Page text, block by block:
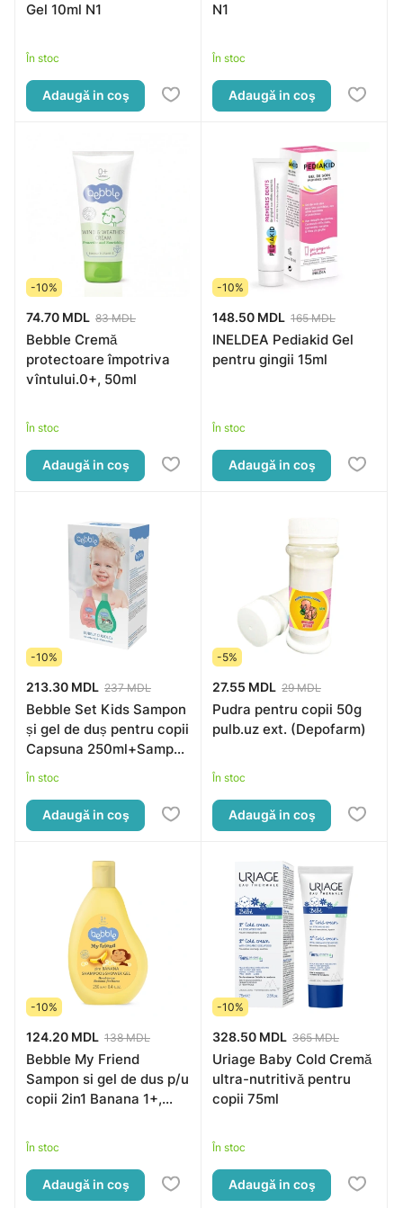
Gel 10ml N1
În stoc
Adaugă in coş
N1
În stoc
Adaugă in coş
-10%
74.70 MDL 83 MDL
Bebble Cremă
protectoare împotriva
vîntului.0+, 50ml
În stoc
Adaugă in coş
-10%
148.50 MDL 165 MDL
INELDEA Pediakid Gel
pentru gingii 15ml
În stoc
Adaugă in coş
-10%
213.30 MDL 237 MDL
Bebble Set Kids Sampon
și gel de duș pentru copii
Capsuna 250ml+Sampon
și gel de duș pentru copii
În stoc
Adaugă in coş
-5%
27.55 MDL 29 MDL
Pudra pentru copii 50g
pulb.uz ext. (Depofarm)
În stoc
Adaugă in coş
-10%
124.20 MDL 138 MDL
Bebble My Friend
Sampon si gel de dus p/u
copii 2in1 Banana 1+,
În stoc
Adaugă in coş
-10%
328.50 MDL 365 MDL
Uriage Baby Cold Cremă
ultra-nutritivă pentru
copii 75ml
În stoc
Adaugă in coş